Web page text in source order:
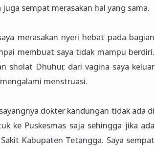
sempat merasakan hal yang sama.
merasakan nyeri hebat pada bagian
membuat saya tidak mampu berdiri.
sholat Dhuhur, dari vagina saya keluar
menstruasi.
dokter kandungan tidak ada di
ke Puskesmas saja sehingga jika ada
Kabupaten Tetangga. Saya sempat